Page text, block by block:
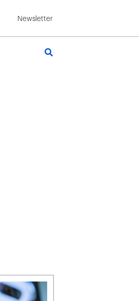
Newsletter